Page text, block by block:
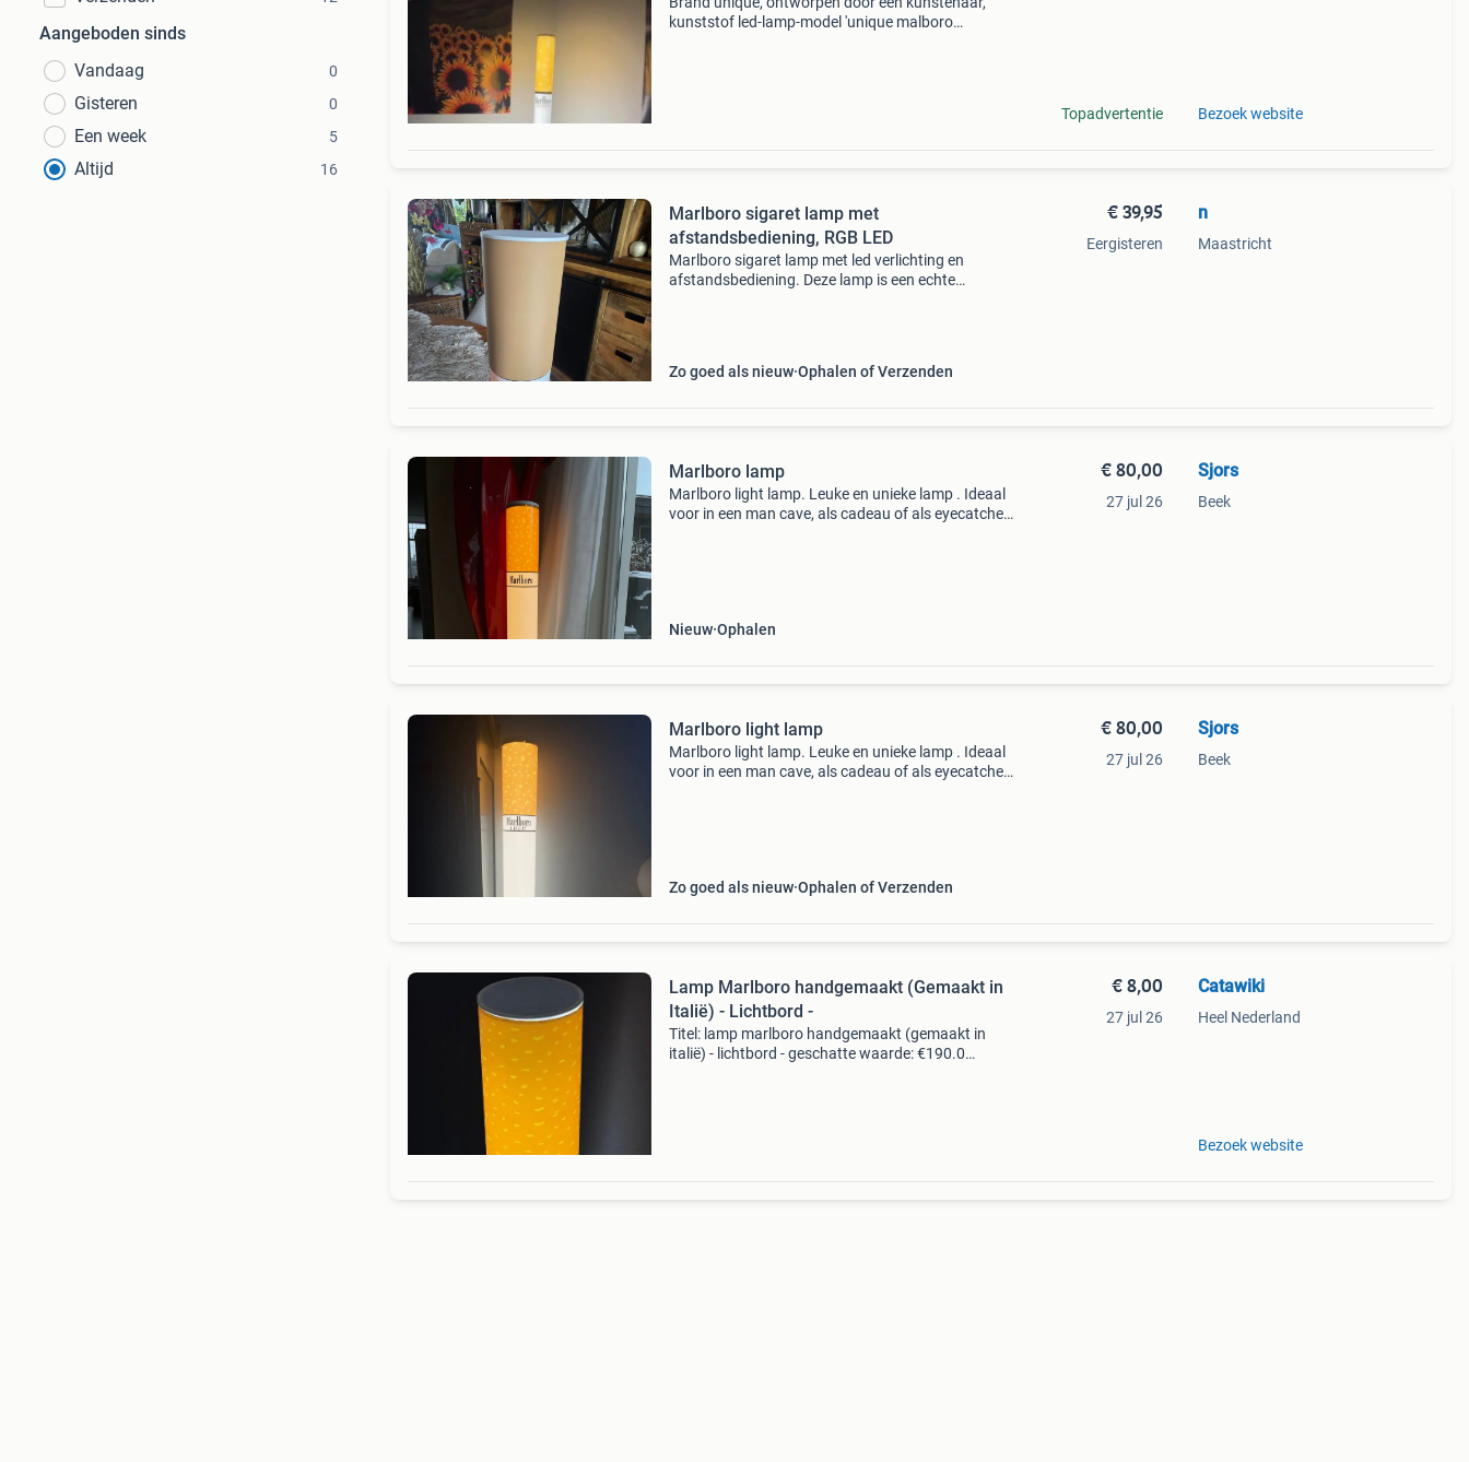
Aangeboden sinds
Vandaag
0
Gisteren 0
Een week 5
Altijd 16
kunststof led-lamp-model 'unique malboro
Topadvertentie Bezoek website
Marlboro sigaret lamp met
afstandsbediening, RGB LED
Marlboro sigaret lamp met led verlichting en
afstandsbediening. Deze lamp is een echte
Zo goed als nieuw Ophalen of Verzenden
€ 39,95
Eergisteren
n
Maastricht
Marlboro lamp
Marlboro light lamp. Leuke en unieke lamp . Ideaal
voor in een man cave, als cadeau of als eyecatcher
Nieuw Ophalen
€ 80,00
27 jul 26
Sjors
Beek
Marlboro light lamp
Marlboro light lamp. Leuke en unieke lamp . Ideaal
voor in een man cave, als cadeau of als eyecatcher
Zo goed als nieuw Ophalen of Verzenden
€ 80,00
27 jul 26
Sjors
Beek
Lamp Marlboro handgemaakt (Gemaakt in
Italië) - Lichtbord -
Titel: lamp marlboro handgemaakt (gemaakt in
italië) - lichtbord - geschatte waarde: €190.0
€ 8,00
27 jul 26
Catawiki
Heel Nederland
Bezoek website